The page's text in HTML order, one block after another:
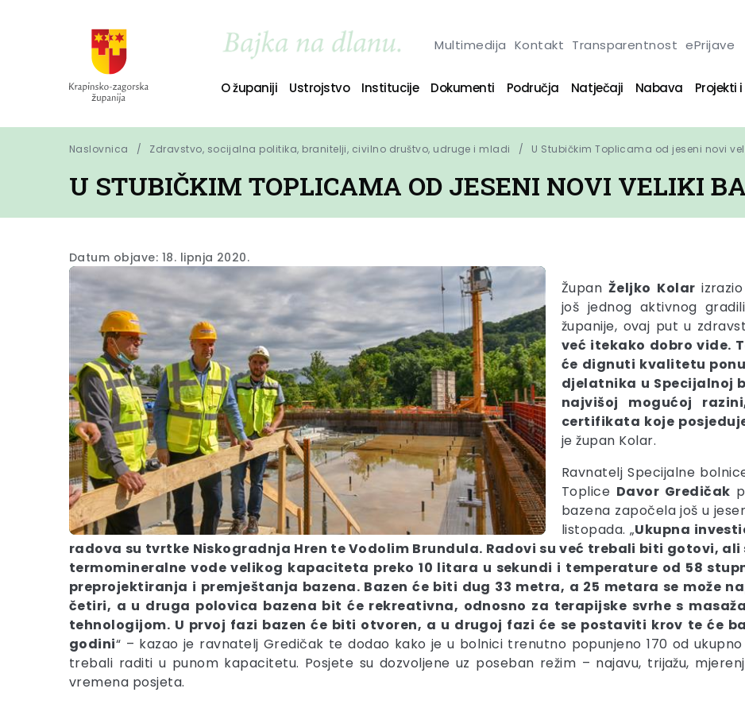
Multimedija Kontakt Transparentnost ePrijave
O županiji Ustrojstvo Institucije Dokumenti Područja Natječaji Nabava Projekti
Naslovnica Zdravstvo, socijalna politika, branitelji, civilno društvo, udruge i mladi U Stubičkim Toplicama od jeseni novi
U STUBIČKIM TOPLICAMA OD JESENI NOVI VELIKI
Datum objave: 18. lipnja 2020.
Župan Željko Kolar
još jednog aktivnog
županije, ovaj put u
već itekako dobro vide.
će dignuti kvalitetu
djelatnika u Specijalnoj
najvišoj mogućoj
certifikata koje
je župan Kolar.
Ravnatelj Specijalne
Toplice Davor Gredičak
bazena započela još u
listopada. „Ukupna
radova su tvrtke Niskogradnja Hren te Vodolim Brundula. Radovi su već trebali biti gotovi,
termomineralne vode velikog kapaciteta preko 10 litara u sekundi i temperature od 58
preprojektiranja i premještanja bazena. Bazen će biti dug 33 metra, a 25 metara se može
četiri, a u druga polovica bazena bit će rekreativna, odnosno za terapijske svrhe s
tehnologijom. U prvoj fazi bazen će biti otvoren, a u drugoj fazi će se postaviti krov te će
godini“ – kazao je ravnatelj Gredičak te dodao kako je u bolnici trenutno popunjeno 170 od
trebali raditi u punom kapacitetu. Posjete su dozvoljene uz poseban režim – najavu, trijažu,
vremena posjeta.